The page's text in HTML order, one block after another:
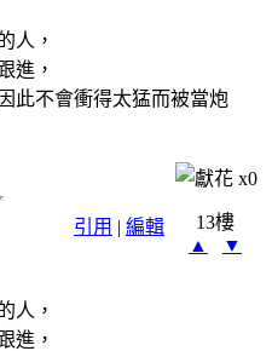
人，
進，
此不會衝得太猛而被當炮
x0
引用 | 編輯
13樓
▲
▼
人，
進，